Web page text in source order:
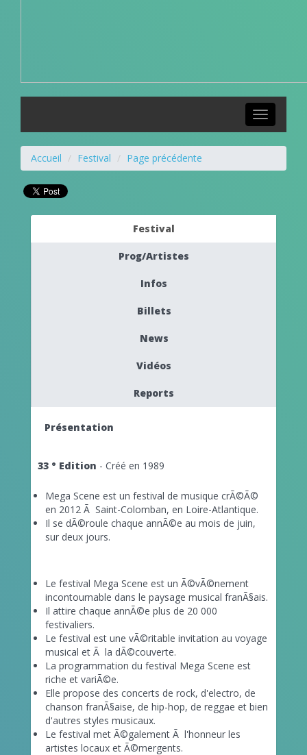
Toggle
navigation
Accueil Festival Page précédente
Festival
Prog/Artistes
Infos
Billets
News
Vidéos
Reports
Présentation
33 ° Edition - Créé en 1989
Mega Scene est un festival de musique crÃ©Ã©
en 2012 Ã Saint-Colomban, en Loire-Atlantique.
Il se dÃ©roule chaque annÃ©e au mois de juin,
sur deux jours.
Le festival Mega Scene est un Ã©vÃ©nement
incontournable dans le paysage musical franÃ§ais.
Il attire chaque annÃ©e plus de 20 000
festivaliers.
Le festival est une vÃ©ritable invitation au voyage
musical et Ã la dÃ©couverte.
La programmation du festival Mega Scene est
riche et variÃ©e.
Elle propose des concerts de rock, d'electro, de
chanson franÃ§aise, de hip-hop, de reggae et bien
d'autres styles musicaux.
Le festival met Ã©galement Ã l'honneur les
artistes locaux et Ã©mergents.